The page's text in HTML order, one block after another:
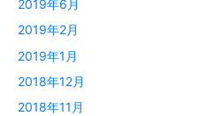
2019年6月
2019年2月
2019年1月
2018年12月
2018年11月